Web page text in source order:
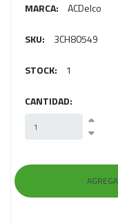
MARCA: ACDelco
SKU: 3CH80549
STOCK: 1
CANTIDAD: